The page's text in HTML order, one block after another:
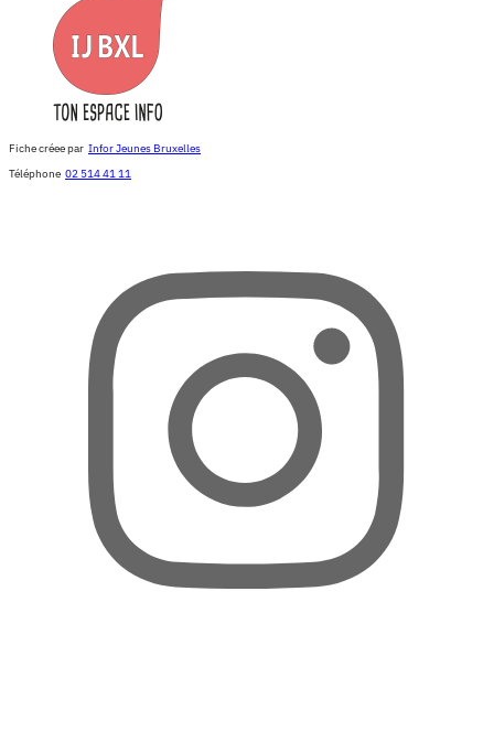
Fiche créee par Infor Jeunes Bruxelles
Téléphone 02 514 41 11